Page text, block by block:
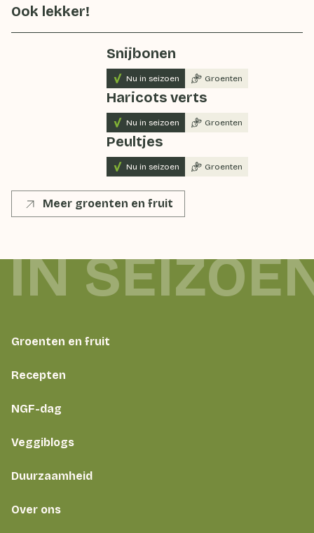
Ook lekker!
Snijbonen
Nu in seizoen Groenten
Haricots verts
Nu in seizoen Groenten
Peultjes
Nu in seizoen Groenten
Meer groenten en fruit
Groenten en fruit
Recepten
NGF-dag
Veggiblogs
Duurzaamheid
Over ons